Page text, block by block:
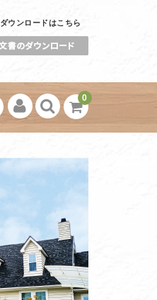
ウンロードはこちら
0